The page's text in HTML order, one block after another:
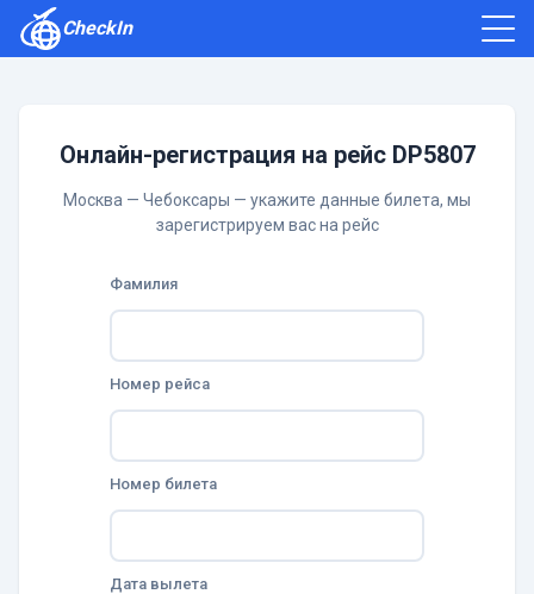
CheckIn
Онлайн-регистрация на рейс DP5807
Москва — Чебоксары — укажите данные билета, мы
зарегистрируем вас на рейс
Фамилия
Номер рейса
Номер билета
Дата вылета